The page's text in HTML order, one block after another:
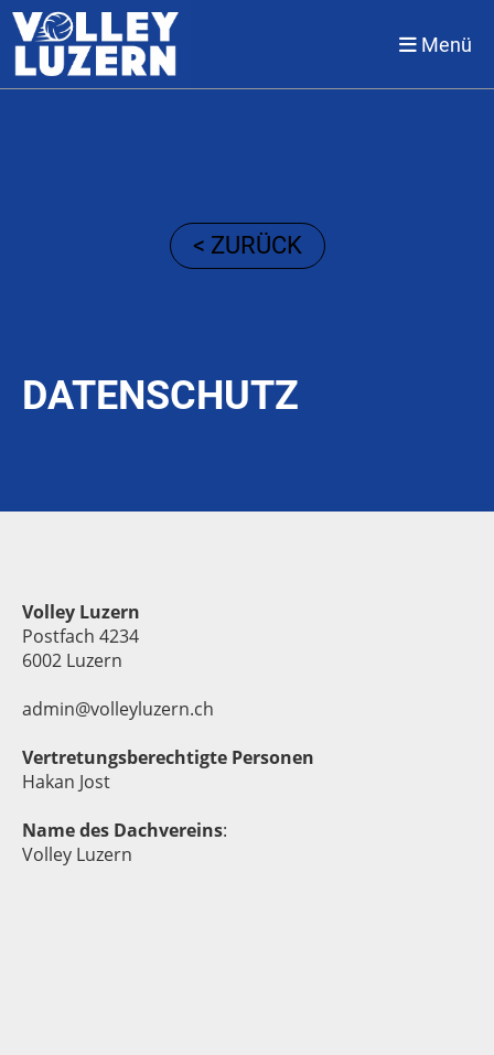
'von ChatGPT
Menü
< ZURÜCK
DATENSCHUTZ
Volley Luzern
Postfach 4234
6002 Luzern
admin@volleyluzern.ch
Vertretungsberechtigte Personen
Hakan Jost
Name des Dachvereins:
Volley Luzern